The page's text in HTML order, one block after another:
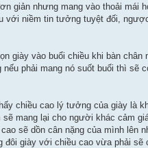
giản nhưng mang vào thoải mái
với niềm tin tưởng tuyệt đối,
giày vào buổi chiều khi bàn chân
phải mang nó suốt buổi thì sẽ
chiều cao lý tưởng của giày là
mang lại cho người khác cảm
sẽ dồn cân nặng của mình lên
giày với chiều cao vừa phải sẽ